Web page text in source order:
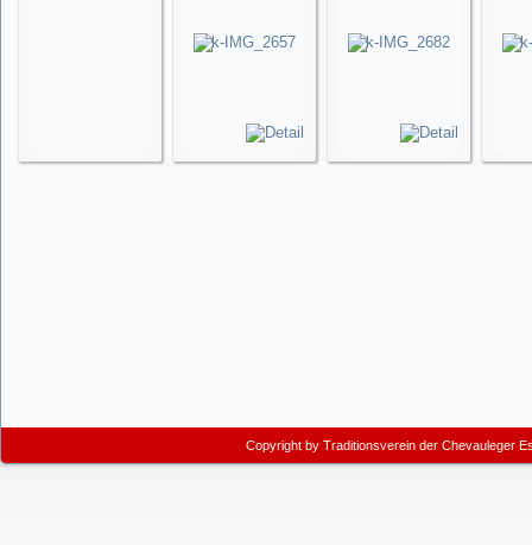
Copyright by Traditionsverein der Chevauleger